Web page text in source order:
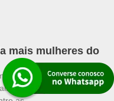
mais mulheres do
do que homens A
poderosa na busca